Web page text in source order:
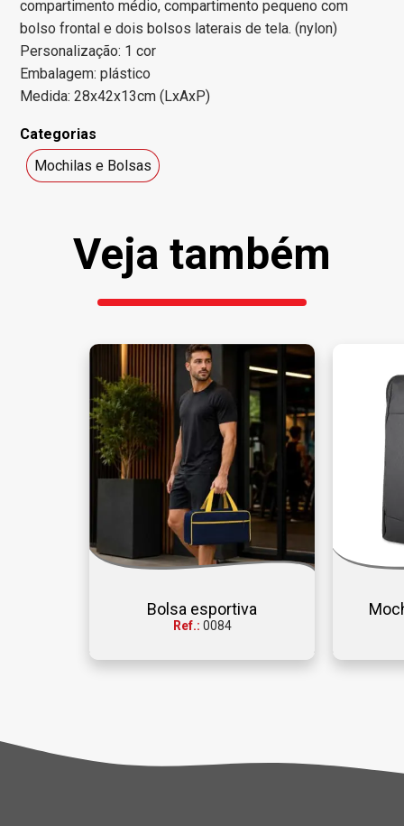
compartimento médio, compartimento pequeno com
bolso frontal e dois bolsos laterais de tela. (nylon)
Personalização: 1 cor
Embalagem: plástico
Medida: 28x42x13cm (LxAxP)
Categorias
Mochilas e Bolsas
Veja também
Bolsa esportiva
Ref.: 0084